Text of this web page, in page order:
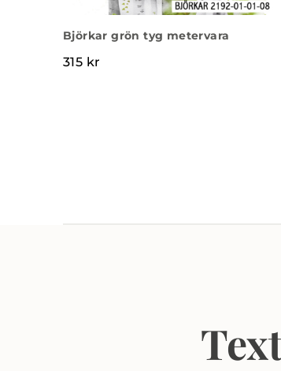
Björkar grön tyg metervara
315 kr